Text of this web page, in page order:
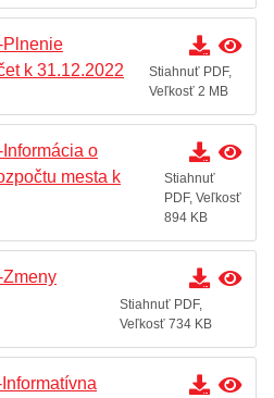
Plnenie
k 31.12.2022
Stiahnuť PDF,
Veľkosť 2 MB
o
mesta k
Stiahnuť
PDF, Veľkosť
894 KB
Stiahnuť PDF,
Veľkosť 734 KB